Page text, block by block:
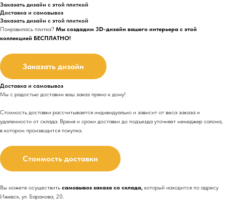
Заказать дизайн с этой плиткой
Доставка и самовывоз
Заказать дизайн с этой плиткой
Понравилась плитка? Мы создадим 3D-дизайн вашего интерьера с этой
коллекцией БЕСПЛАТНО!
Заказать дизайн
Доставка и самовывоз
Мы с радостью доставим ваш заказ прямо к дому!
Стоимость доставки рассчитывается индивидуально и зависит от веса заказа и
удаленности от склада. Время и сроки доставки до подъезда уточняет менеджер салона,
в котором производится покупка.
Стоимость доставки
Вы можете осуществить самовывоз заказа со склада, который находится по адресу
Ижевск, ул. Баранова, 20.